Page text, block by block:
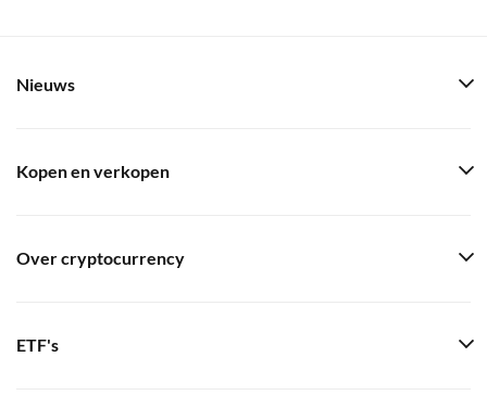
Nieuws
Kopen en verkopen
Over cryptocurrency
ETF's